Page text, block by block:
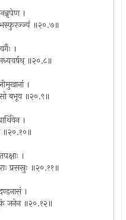
।
॥२०.७॥
।
॥२०.८॥
।
बभूव ॥२०.९॥
।
॥२०.१०॥
।
प्रसस्रुः ॥२०.११॥
।
जनेन ॥२०.१२॥